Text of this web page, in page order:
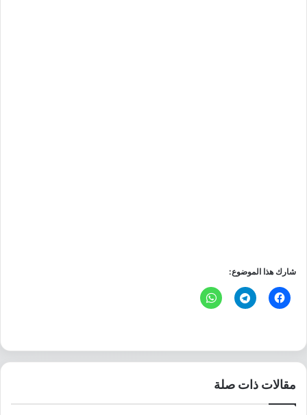
شارك هذا الموضوع:
مقالات ذات صلة